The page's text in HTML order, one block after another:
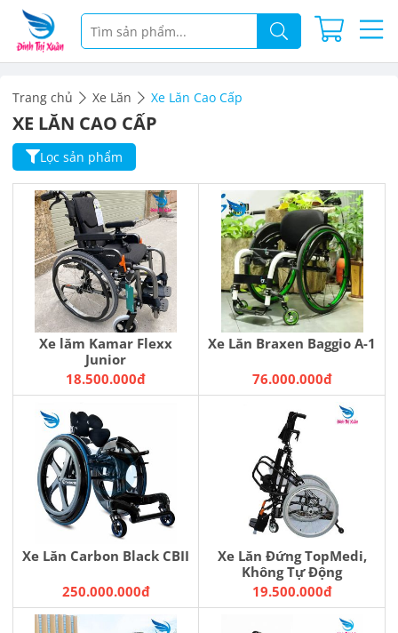
Trang chủ Xe Lăn Xe Lăn Cao Cấp
XE LĂN CAO CẤP
Lọc sản phẩm
Xe lăm Kamar Flexx
Junior
18.500.000đ
Xe Lăn Braxen Baggio A-1
76.000.000đ
Xe Lăn Carbon Black CBII
250.000.000đ
Xe Lăn Đứng TopMedi,
Không Tự Động
19.500.000đ